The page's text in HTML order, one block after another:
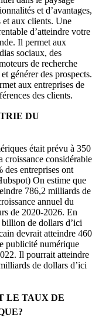
et d’avantages,
et aux clients. Une
d’atteindre votre
Il permet aux
sociaux, des
de recherche
générer des prospects.
aux entreprises de
des clients.
DU
était prévu à 350
croissance considérable
des entreprises ont
On estime que
786,2 milliards de
annuel du
de 2020-2026. En
de dollars d’ici
devrait atteindre 460
publicité numérique
Il pourrait atteindre
de dollars d’ici
LE TAUX DE